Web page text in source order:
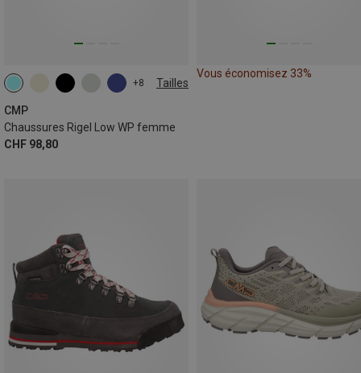
+8 Tailles
CMP
Chaussures Rigel Low WP femme
CHF 98,80
Vous économisez 33%